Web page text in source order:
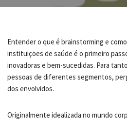
Entender o que é brainstorming e
instituições de saúde é o primeiro
inovadoras e bem-sucedidas. Para
pessoas de diferentes segmentos,
dos envolvidos.
Originalmente idealizada no mundo